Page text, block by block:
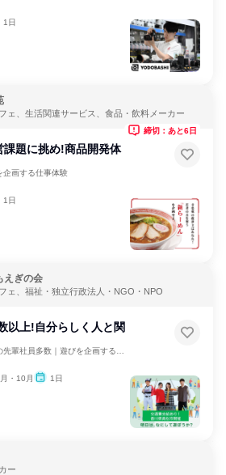
1日
ェ、生活関連サービス、食品・飲料メーカー
題に挑め!商品開発体
企画する仕事体験
1日
締切：あと6日
えぎの会
ェ、福祉・独立行政法人・NGO・NPO
以上!自分らしく人と関
・10月 1日
ー